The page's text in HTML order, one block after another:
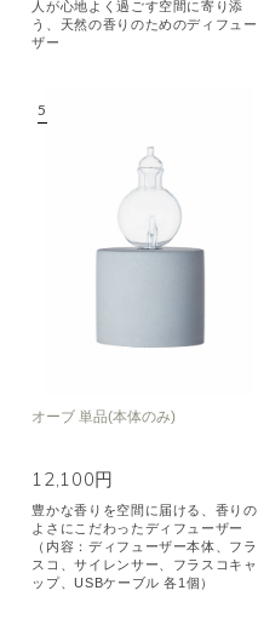
人が心地よく過ごす空間に寄り添
う、天然の香りのためのディフュー
ザー
オーブ 単品(本体のみ)
12,100円
豊かな香りを空間に届ける、香りの
よさにこだわったディフューザー
（内容：ディフューザー本体、フラ
スコ、サイレンサー、フラスコキャ
ップ、USBケーブル 各1個）